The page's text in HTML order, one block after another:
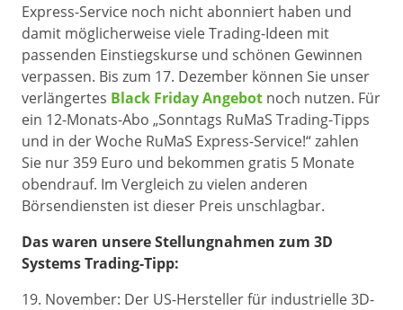
Express-Service noch nicht abonniert haben und
damit möglicherweise viele Trading-Ideen mit
passenden Einstiegskurse und schönen Gewinnen
verpassen. Bis zum 17. Dezember können Sie unser
verlängertes Black Friday Angebot noch nutzen. Für
ein 12-Monats-Abo „Sonntags RuMaS Trading-Tipps
und in der Woche RuMaS Express-Service!“ zahlen
Sie nur 359 Euro und bekommen gratis 5 Monate
obendrauf. Im Vergleich zu vielen anderen
Börsendiensten ist dieser Preis unschlagbar.
Das waren unsere Stellungnahmen zum 3D
Systems Trading-Tipp:
19. November: Der US-Hersteller für industrielle 3D-